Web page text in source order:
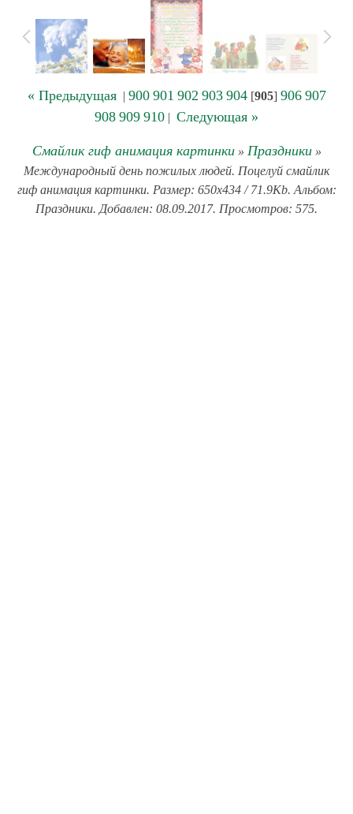
« Предыдущая| 900 901 902 903 904[905] 906 907
908 909 910 | Следующая »
Смайлик гиф анимация картинки» Праздники»
Международный день пожилых людей. Поцелуй смайлик
гиф анимация картинки. Размер: 650x434 / 71.9Kb. Альбом:
Праздники. Добавлен: 08.09.2017. Просмотров: 575.